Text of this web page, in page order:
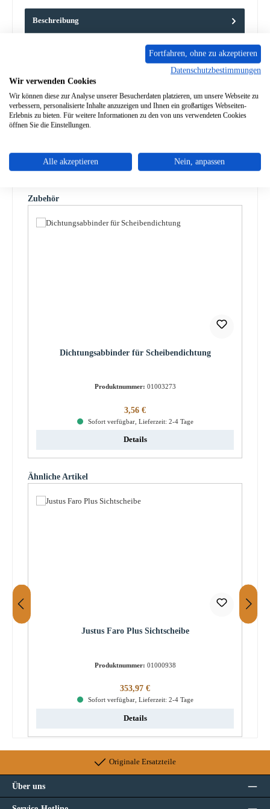
Beschreibung
4693 Justus Faro Plus Typ 4693 Scheibendichtung Eckdaten:
Eigenschaften
Angaben zur Produktsicherheit
Produktgalerie überspringen
Zubehör
Dichtungsabbinder für Scheibendichtung
Produktnummer: 01003273
Regulärer Preis:
3,56 €
Sofort verfügbar, Lieferzeit: 2-4 Tage
Details
Produktgalerie überspringen
Ähnliche Artikel
Justus Faro Plus Sichtscheibe
Produktnummer: 01000938
Regulärer Preis:
353,97 €
Sofort verfügbar, Lieferzeit: 2-4 Tage
Details
Originale Ersatzteile
Über uns
Fortfahren, ohne zu akzeptieren
Datenschutzbestimmungen
Wir verwenden Cookies
Wir können diese zur Analyse unserer Besucherdaten platzieren, um unsere Webseite zu
verbessern, personalisierte Inhalte anzuzeigen und Ihnen ein großartiges Webseiten-
Erlebnis zu bieten. Für weitere Informationen zu den von uns verwendeten Cookies
öffnen Sie die Einstellungen.
Alle akzeptieren Nein, anpassen